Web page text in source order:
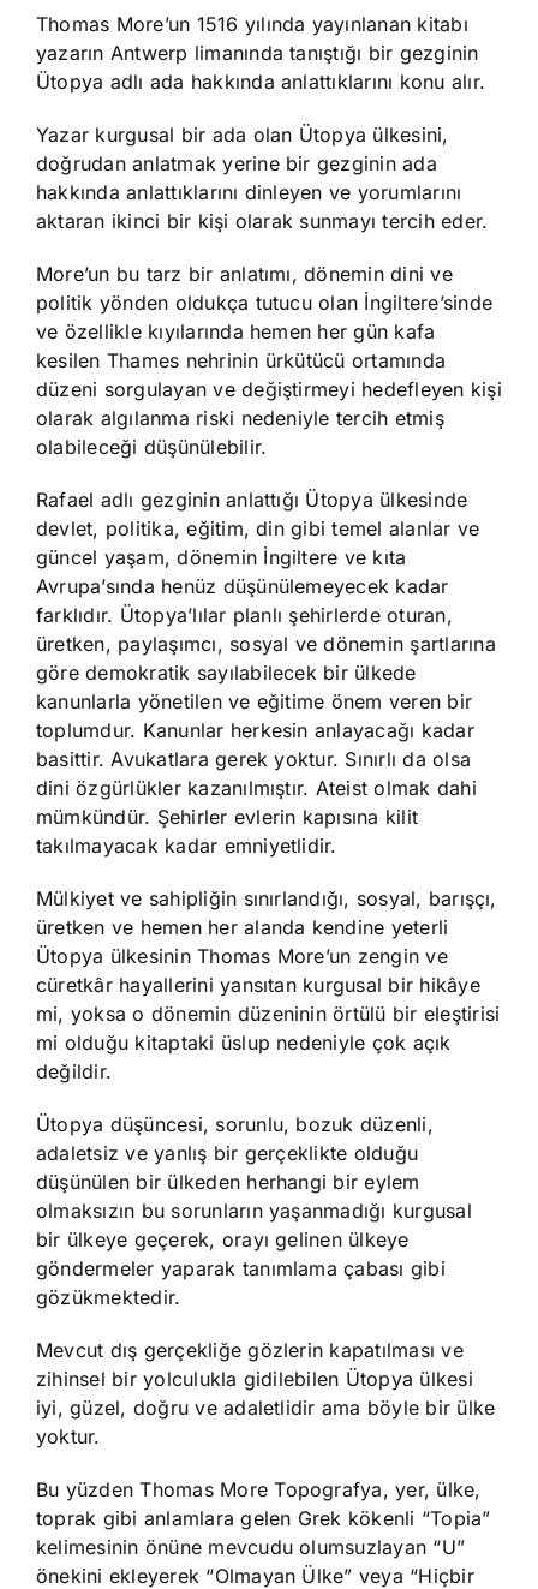
Thomas More’un 1516 yılında yayınlanan kitabı
yazarın Antwerp limanında tanıştığı bir gezginin
Ütopya adlı ada hakkında anlattıklarını konu alır.
Yazar kurgusal bir ada olan Ütopya ülkesini,
doğrudan anlatmak yerine bir gezginin ada
hakkında anlattıklarını dinleyen ve yorumlarını
aktaran ikinci bir kişi olarak sunmayı tercih eder.
More’un bu tarz bir anlatımı, dönemin dini ve
politik yönden oldukça tutucu olan İngiltere’sinde
ve özellikle kıyılarında hemen her gün kafa
kesilen Thames nehrinin ürkütücü ortamında
düzeni sorgulayan ve değiştirmeyi hedefleyen kişi
olarak algılanma riski nedeniyle tercih etmiş
olabileceği düşünülebilir.
Rafael adlı gezginin anlattığı Ütopya ülkesinde
devlet, politika, eğitim, din gibi temel alanlar ve
güncel yaşam, dönemin İngiltere ve kıta
Avrupa’sında henüz düşünülemeyecek kadar
farklıdır. Ütopya’lılar planlı şehirlerde oturan,
üretken, paylaşımcı, sosyal ve dönemin şartlarına
göre demokratik sayılabilecek bir ülkede
kanunlarla yönetilen ve eğitime önem veren bir
toplumdur. Kanunlar herkesin anlayacağı kadar
basittir. Avukatlara gerek yoktur. Sınırlı da olsa
dini özgürlükler kazanılmıştır. Ateist olmak dahi
mümkündür. Şehirler evlerin kapısına kilit
takılmayacak kadar emniyetlidir.
Mülkiyet ve sahipliğin sınırlandığı, sosyal, barışçı,
üretken ve hemen her alanda kendine yeterli
Ütopya ülkesinin Thomas More’un zengin ve
cüretkâr hayallerini yansıtan kurgusal bir hikâye
mi, yoksa o dönemin düzeninin örtülü bir eleştirisi
mi olduğu kitaptaki üslup nedeniyle çok açık
değildir.
Ütopya düşüncesi, sorunlu, bozuk düzenli,
adaletsiz ve yanlış bir gerçeklikte olduğu
düşünülen bir ülkeden herhangi bir eylem
olmaksızın bu sorunların yaşanmadığı kurgusal
bir ülkeye geçerek, orayı gelinen ülkeye
göndermeler yaparak tanımlama çabası gibi
gözükmektedir.
Mevcut dış gerçekliğe gözlerin kapatılması ve
zihinsel bir yolculukla gidilebilen Ütopya ülkesi
iyi, güzel, doğru ve adaletlidir ama böyle bir ülke
yoktur.
Bu yüzden Thomas More Topografya, yer, ülke,
toprak gibi anlamlara gelen Grek kökenli “Topia”
kelimesinin önüne mevcudu olumsuzlayan “U”
önekini ekleyerek “Olmayan Ülke” veya “Hiçbir